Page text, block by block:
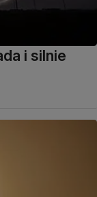
i silnie